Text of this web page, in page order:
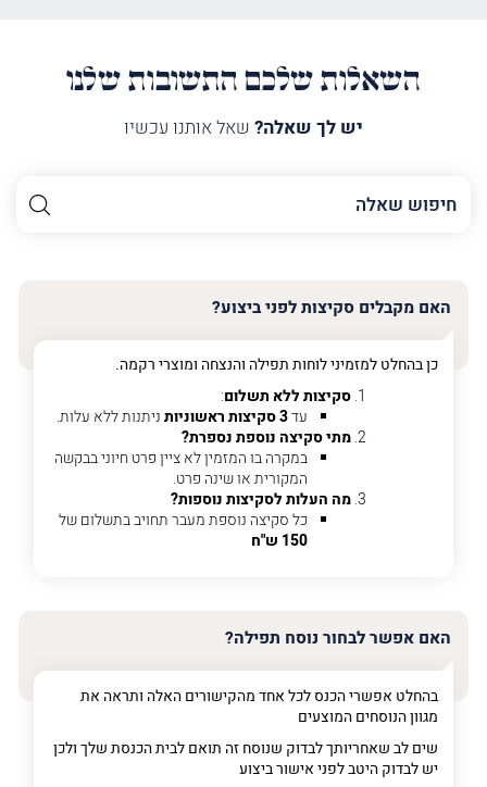
השאלות שלכם התשובות שלנו
יש לך שאלה? שאל אותנו עכשיו
השם
שלך
טלפון (חובה)
האם מקבלים סקיצות לפני ביצוע?
כן בהחלט למזמיני לוחות תפילה והנצחה ומוצרי רקמה.
סקיצות ללא תשלום:
עד3 סקיצות ראשוניות
ניתנות ללא עלות.
מתי סקיצה נוספת נספרת?
במקרה בו המזמין לא ציין פרט חיוני בבקשה
המקורית או שינה פרט.
מה העלות לסקיצות נוספות?
כל סקיצה נוספת מעבר תחויב בתשלום של
150 ש"ח
האם אפשר לבחור נוסח תפילה?
בהחלט אפשרי הכנס לכל אחד מהקישורים האלה ותראה את
מגוון הנוסחים המוצעים
שים לב שאחריותך לבדוק שנוסח זה תואם לבית הכנסת שלך ולכן
יש לבדוק היטב לפני אישור ביצוע